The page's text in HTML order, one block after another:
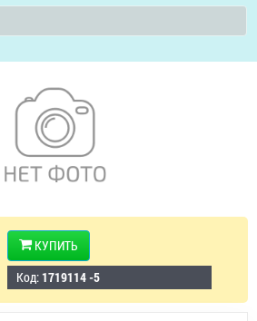
КУПИТЬ
Код: 1719114 -5